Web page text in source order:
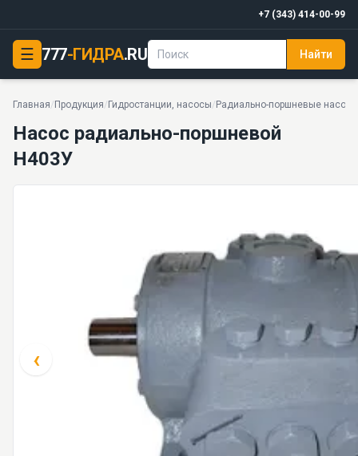
+7 (343) 414-00-99
☰ 777-ГИДРА.RU Найти
Главная/ Продукция/ Гидростанции, насосы/ Радиально-поршневые
Насос радиально-поршневой Н403У
Насос радиально-поршневой
Н403У
‹